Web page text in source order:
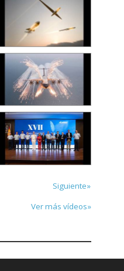
Siguiente»
Ver más vídeos»